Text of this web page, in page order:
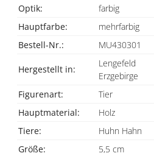
Optik:
farbig
Hauptfarbe:
mehrfarbig
Bestell-Nr.:
MU430301
Hergestellt in:
Lengefeld
Erzgebirge
Figurenart:
Tier
Hauptmaterial:
Holz
Tiere:
Huhn Hahn
Größe:
5,5 cm